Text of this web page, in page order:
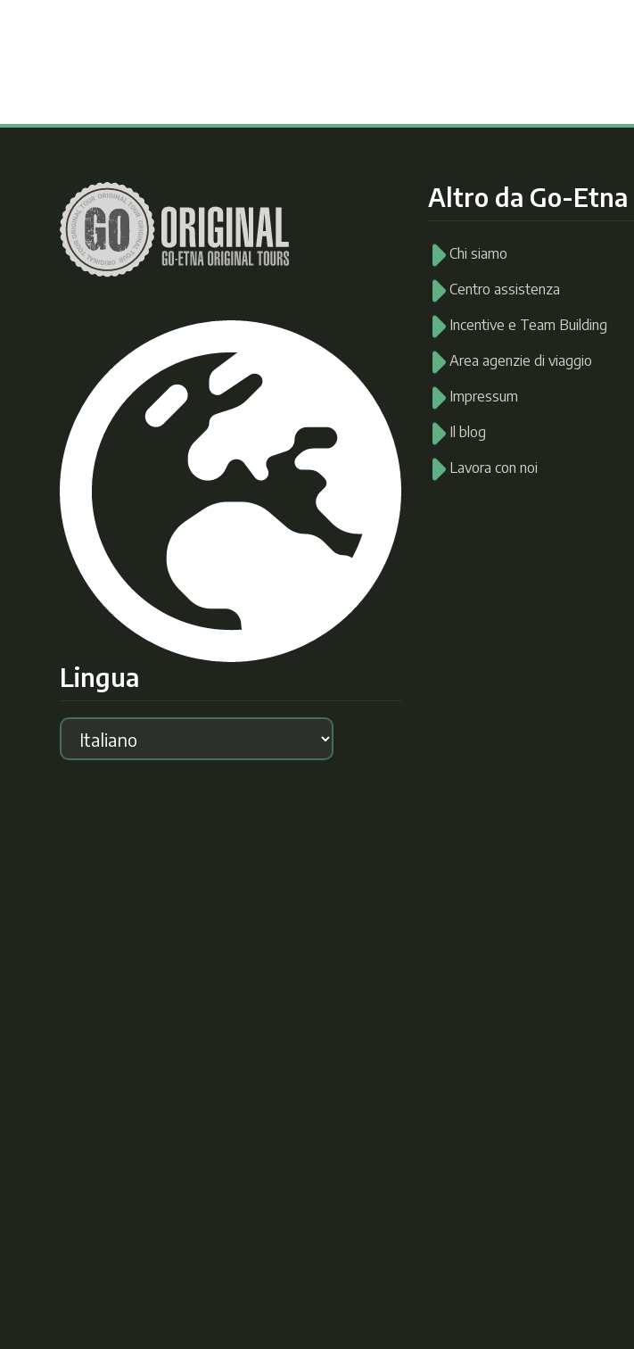
Lingua
Altro da Go-Etna
Chi siamo
Centro assistenza
Incentive e Team Building
Area agenzie di viaggio
Impressum
Il blog
Lavora con noi